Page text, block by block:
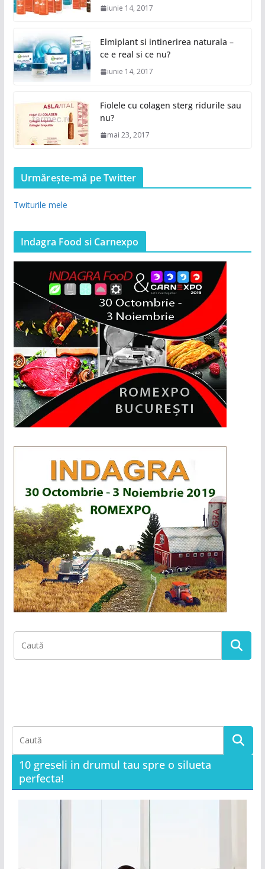
iunie 14, 2017
Elmiplant si intinerirea naturala –
ce e real si ce nu?
iunie 14, 2017
Fiolele cu colagen sterg ridurile sau
nu?
mai 23, 2017
Urmărește-mă pe Twitter
Twiturile mele
Indagra Food si Carnexpo
10 greseli in drumul tau spre o silueta
perfecta!